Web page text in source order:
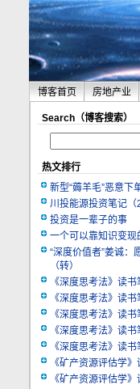
博客首页 房地产业
Search（博客搜索）
热文排行
新型“薅羊毛”恶意下
川投能源投资笔记（
投资是一辈子的事
一个可以靠知识变现
“深度价值者”姜诚：
（转）
《深度思考法》读书
《深度思考法》读书
《深度思考法》读
《深度思考法》读
《深度思考法》读
《矿产资源评估学
《矿产资源评估学